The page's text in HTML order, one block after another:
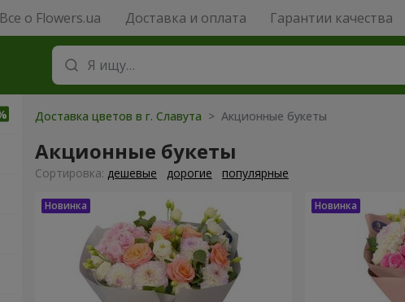
Все о Flowers.ua Доставка и оплата Гарантии качества
Доставка цветов в г. Славута > Акционные букеты
Акционные букеты
Cортировка: дешевые дорогие популярные